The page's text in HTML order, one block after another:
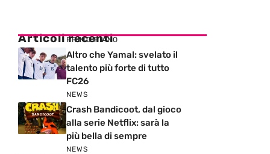
Articoli recenti
PRIMO PIANO
Altro che Yamal: svelato il
talento più forte di tutto
FC26
NEWS
Crash Bandicoot, dal gioco
alla serie Netflix: sarà la
più bella di sempre
NEWS